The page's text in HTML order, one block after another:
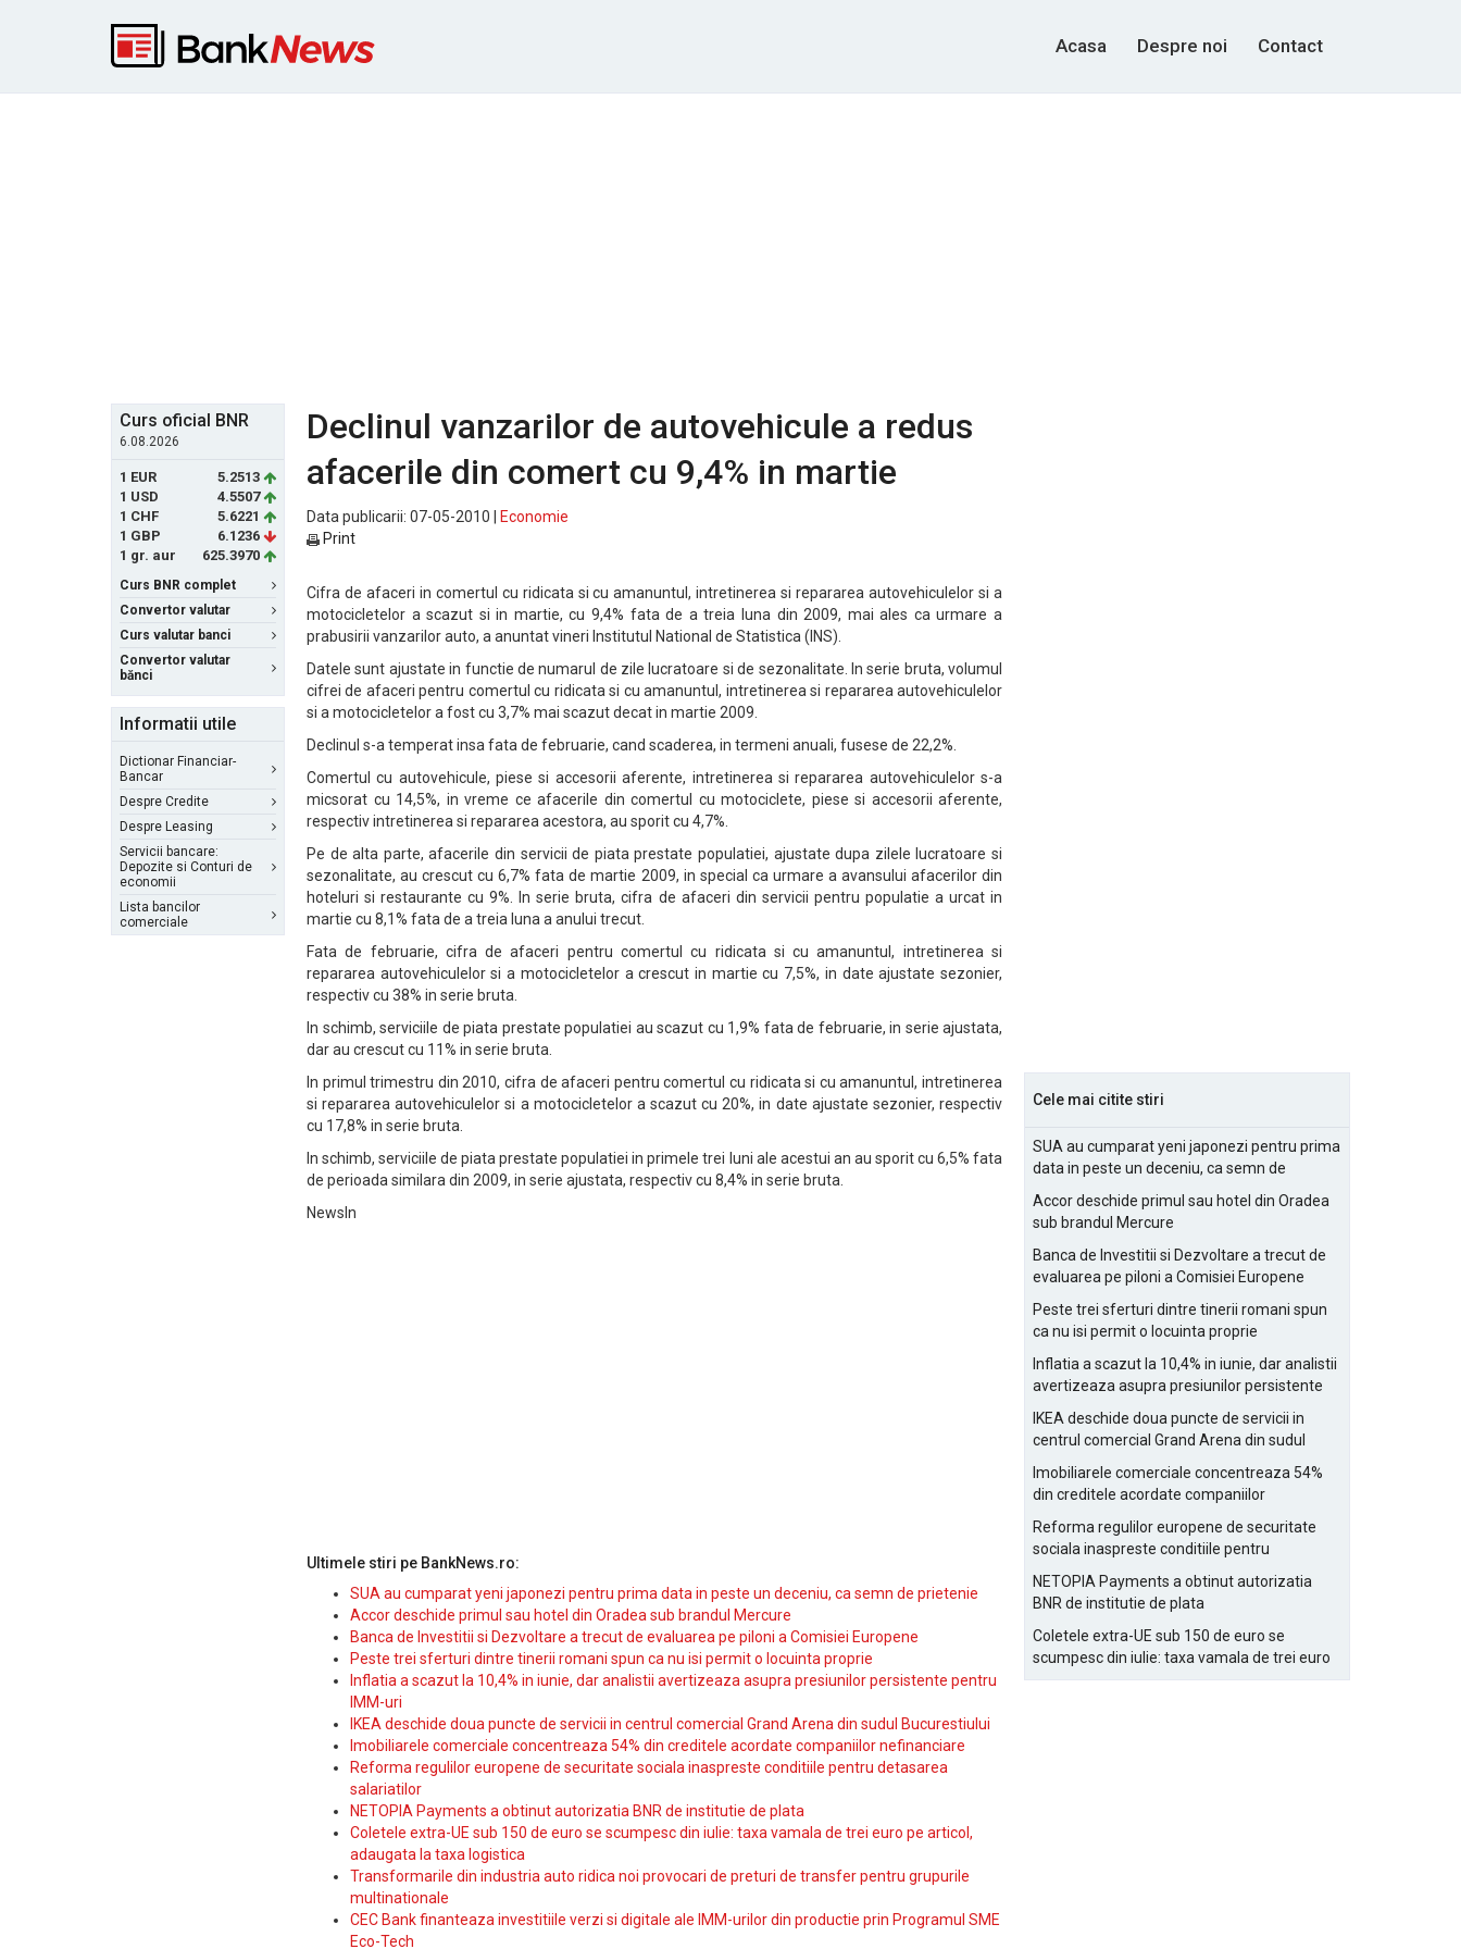
Acasa Despre noi Contact
Curs oficial BNR
6.08.2026
1 EUR
5.2513
1 USD
4.5507
1 CHF
5.6221
1 GBP
6.1236
1 gr. aur
625.3970
Curs BNR complet
Convertor valutar
Curs valutar banci
Convertor valutar
bănci
Informatii utile
Dictionar Financiar-
Bancar
Despre Credite
Despre Leasing
Servicii bancare:
Depozite si Conturi de
economii
Lista bancilor
comerciale
Declinul vanzarilor de autovehicule a redus
afacerile din comert cu 9,4% in martie
Data publicarii: 07-05-2010 |
Economie
Print
Cifra de afaceri in comertul cu ridicata si cu amanuntul, intretinerea si repararea autovehiculelor si a
motocicletelor a scazut si in martie, cu 9,4% fata de a treia luna din 2009, mai ales ca urmare a
prabusirii vanzarilor auto, a anuntat vineri Institutul National de Statistica (INS).
Datele sunt ajustate in functie de numarul de zile lucratoare si de sezonalitate. In serie bruta, volumul
cifrei de afaceri pentru comertul cu ridicata si cu amanuntul, intretinerea si repararea autovehiculelor
si a motocicletelor a fost cu 3,7% mai scazut decat in martie 2009.
Declinul s-a temperat insa fata de februarie, cand scaderea, in termeni anuali, fusese de 22,2%.
Comertul cu autovehicule, piese si accesorii aferente, intretinerea si repararea autovehiculelor s-a
micsorat cu 14,5%, in vreme ce afacerile din comertul cu motociclete, piese si accesorii aferente,
respectiv intretinerea si repararea acestora, au sporit cu 4,7%.
Pe de alta parte, afacerile din servicii de piata prestate populatiei, ajustate dupa zilele lucratoare si
sezonalitate, au crescut cu 6,7% fata de martie 2009, in special ca urmare a avansului afacerilor din
hoteluri si restaurante cu 9%. In serie bruta, cifra de afaceri din servicii pentru populatie a urcat in
martie cu 8,1% fata de a treia luna a anului trecut.
Fata de februarie, cifra de afaceri pentru comertul cu ridicata si cu amanuntul, intretinerea si
repararea autovehiculelor si a motocicletelor a crescut in martie cu 7,5%, in date ajustate sezonier,
respectiv cu 38% in serie bruta.
In schimb, serviciile de piata prestate populatiei au scazut cu 1,9% fata de februarie, in serie ajustata,
dar au crescut cu 11% in serie bruta.
In primul trimestru din 2010, cifra de afaceri pentru comertul cu ridicata si cu amanuntul, intretinerea
si repararea autovehiculelor si a motocicletelor a scazut cu 20%, in date ajustate sezonier, respectiv
cu 17,8% in serie bruta.
In schimb, serviciile de piata prestate populatiei in primele trei luni ale acestui an au sporit cu 6,5% fata
de perioada similara din 2009, in serie ajustata, respectiv cu 8,4% in serie bruta.
NewsIn
Ultimele stiri pe BankNews.ro:
SUA au cumparat yeni japonezi pentru prima data in peste un deceniu, ca semn de prietenie
Accor deschide primul sau hotel din Oradea sub brandul Mercure
Banca de Investitii si Dezvoltare a trecut de evaluarea pe piloni a Comisiei Europene
Peste trei sferturi dintre tinerii romani spun ca nu isi permit o locuinta proprie
Inflatia a scazut la 10,4% in iunie, dar analistii avertizeaza asupra presiunilor persistente pentru
IMM-uri
IKEA deschide doua puncte de servicii in centrul comercial Grand Arena din sudul Bucurestiului
Imobiliarele comerciale concentreaza 54% din creditele acordate companiilor nefinanciare
Reforma regulilor europene de securitate sociala inaspreste conditiile pentru detasarea
salariatilor
NETOPIA Payments a obtinut autorizatia BNR de institutie de plata
Coletele extra-UE sub 150 de euro se scumpesc din iulie: taxa vamala de trei euro pe articol,
adaugata la taxa logistica
Transformarile din industria auto ridica noi provocari de preturi de transfer pentru grupurile
multinationale
CEC Bank finanteaza investitiile verzi si digitale ale IMM-urilor din productie prin Programul SME
Eco-Tech
Cele mai citite stiri
SUA au cumparat yeni japonezi pentru prima
data in peste un deceniu, ca semn de
Accor deschide primul sau hotel din Oradea
sub brandul Mercure
Banca de Investitii si Dezvoltare a trecut de
evaluarea pe piloni a Comisiei Europene
Peste trei sferturi dintre tinerii romani spun
ca nu isi permit o locuinta proprie
Inflatia a scazut la 10,4% in iunie, dar analistii
avertizeaza asupra presiunilor persistente
IKEA deschide doua puncte de servicii in
centrul comercial Grand Arena din sudul
Imobiliarele comerciale concentreaza 54%
din creditele acordate companiilor
Reforma regulilor europene de securitate
sociala inaspreste conditiile pentru
NETOPIA Payments a obtinut autorizatia
BNR de institutie de plata
Coletele extra-UE sub 150 de euro se
scumpesc din iulie: taxa vamala de trei euro
pe articol, adaugata la taxa logistica